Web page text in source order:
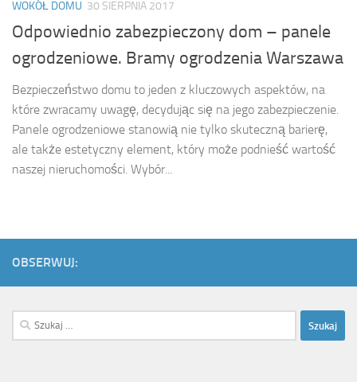
WOKÓŁ DOMU 30 SIERPNIA 2017
Odpowiednio zabezpieczony dom – panele
ogrodzeniowe. Bramy ogrodzenia Warszawa
Bezpieczeństwo domu to jeden z kluczowych aspektów, na
które zwracamy uwagę, decydując się na jego zabezpieczenie.
Panele ogrodzeniowe stanowią nie tylko skuteczną barierę,
ale także estetyczny element, który może podnieść wartość
naszej nieruchomości. Wybór...
OBSERWUJ:
Szukaj: